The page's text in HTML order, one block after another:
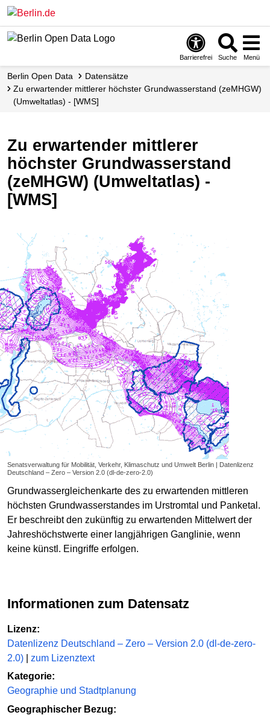
Skip
main
Barrierefrei Suche Menü
Berlin Open Data
Datensätze
Zu erwartender mittlerer höchster Grundwasserstand (zeMHGW)
(Umweltatlas) - [WMS]
Zu erwartender mittlerer
höchster Grundwasserstand
(zeMHGW) (Umweltatlas) -
[WMS]
Senatsverwaltung für Mobilität, Verkehr, Klimaschutz und Umwelt Berlin | Datenlizenz
Deutschland – Zero – Version 2.0 (dl-de-zero-2.0)
Grundwassergleichenkarte des zu erwartenden mittleren
höchsten Grundwasserstandes im Urstromtal und Panketal.
Er beschreibt den zukünftig zu erwartenden Mittelwert der
Jahreshöchstwerte einer langjährigen Ganglinie, wenn
keine künstl. Eingriffe erfolgen.
Informationen zum Datensatz
Lizenz:
Datenlizenz Deutschland – Zero – Version 2.0 (dl-de-zero-
2.0)
zum Lizenztext
Kategorie:
Geographie und Stadtplanung
Geographischer Bezug: